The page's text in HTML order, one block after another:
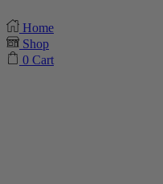
Home
Shop
0 Cart